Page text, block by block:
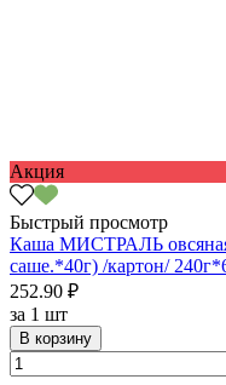
Акция
Быстрый просмотр
Каша МИСТРАЛЬ
саше.*40г) /картон/
252.90 ₽
за 1 шт
В корзину